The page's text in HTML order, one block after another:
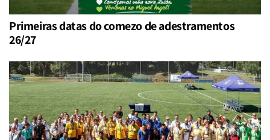
Primeiras datas do comezo de adestramentos
26/27